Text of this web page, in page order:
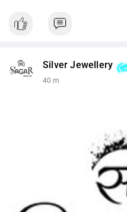
Silver Jewellery
40 m